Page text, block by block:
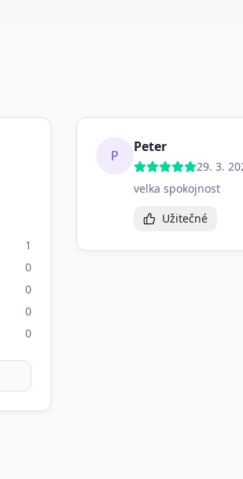
1
0
0
0
0
P
Peter
29. 3.
velka spokojnost
Užitečné